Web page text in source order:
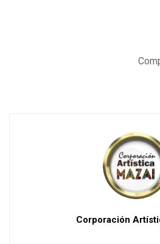
Corporación